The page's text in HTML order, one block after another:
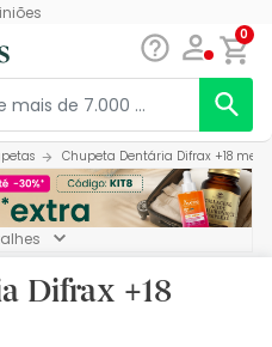
0
Chupeta Dentária Difrax +18 meses
Difrax +18